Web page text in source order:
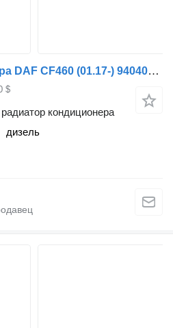
Радиатор кондиционера DAF CF460 (01.17-) 940409 для тягача DAF CF450, CF460 (2017-)
$
кондиционера
дизель